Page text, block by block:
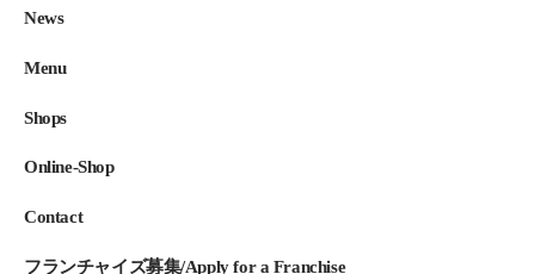
News
Menu
Shops
Online-Shop
Contact
フランチャイズ募集/Apply for a Franchise